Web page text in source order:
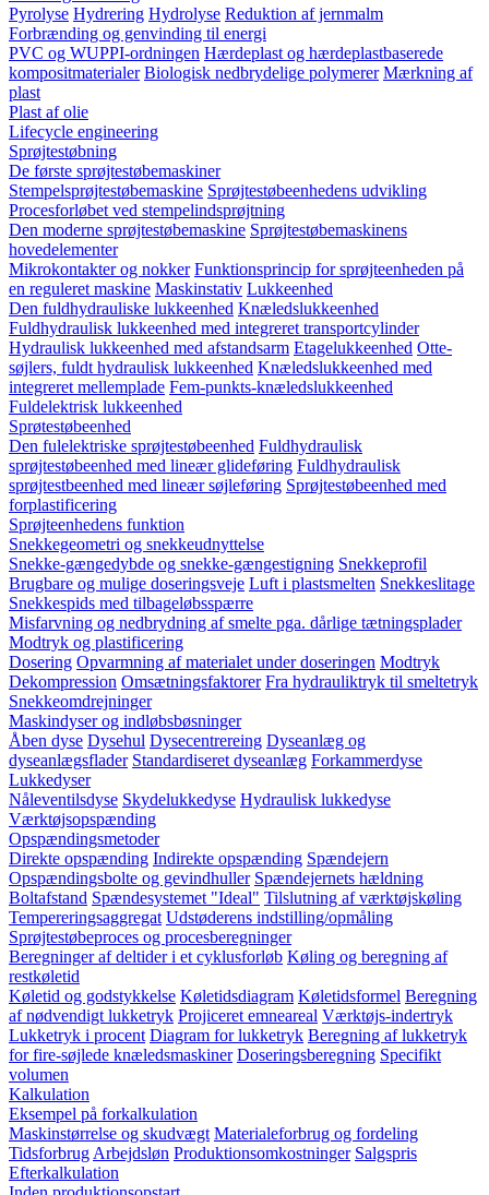
Pyrolyse Hydrering Hydrolyse Reduktion af jernmalm
Forbrænding og genvinding til energi
PVC og WUPPI-ordningen Hærdeplast og hærdeplastbaserede
kompositmaterialer Biologisk nedbrydelige polymerer Mærkning af
plast
Plast af olie
Lifecycle engineering
Sprøjtestøbning
De første sprøjtestøbemaskiner
Stempelsprøjtestøbemaskine Sprøjtestøbeenhedens udvikling
Procesforløbet ved stempelindsprøjtning
Den moderne sprøjtestøbemaskine Sprøjtestøbemaskinens
hovedelementer
Mikrokontakter og nokker Funktionsprincip for sprøjteenheden på
en reguleret maskine Maskinstativ Lukkeenhed
Den fuldhydrauliske lukkeenhed Knæledslukkeenhed
Fuldhydraulisk lukkeenhed med integreret transportcylinder
Hydraulisk lukkeenhed med afstandsarm Etagelukkeenhed Otte-
søjlers, fuldt hydraulisk lukkeenhed Knæledslukkeenhed med
integreret mellemplade Fem-punkts-knæledslukkeenhed
Fuldelektrisk lukkeenhed
Sprøtestøbeenhed
Den fulelektriske sprøjtestøbeenhed Fuldhydraulisk
sprøjtestøbeenhed med lineær glideføring Fuldhydraulisk
sprøjtestbeenhed med lineær søjleføring Sprøjtestøbeenhed med
forplastificering
Sprøjteenhedens funktion
Snekkegeometri og snekkeudnyttelse
Snekke-gængedybde og snekke-gængestigning Snekkeprofil
Brugbare og mulige doseringsveje Luft i plastsmelten Snekkeslitage
Snekkespids med tilbageløbsspærre
Misfarvning og nedbrydning af smelte pga. dårlige tætningsplader
Modtryk og plastificering
Dosering Opvarmning af materialet under doseringen Modtryk
Dekompression Omsætningsfaktorer Fra hydrauliktryk til smeltetryk
Snekkeomdrejninger
Maskindyser og indløbsbøsninger
Åben dyse Dysehul Dysecentrereing Dyseanlæg og
dyseanlægsflader Standardiseret dyseanlæg Forkammerdyse
Lukkedyser
Nåleventilsdyse Skydelukkedyse Hydraulisk lukkedyse
Værktøjsopspænding
Opspændingsmetoder
Direkte opspænding Indirekte opspænding Spændejern
Opspændingsbolte og gevindhuller Spændejernets hældning
Boltafstand Spændesystemet "Ideal" Tilslutning af værktøjskøling
Tempereringsaggregat Udstøderens indstilling/opmåling
Sprøjtestøbeproces og procesberegninger
Beregninger af deltider i et cyklusforløb Køling og beregning af
restkøletid
Køletid og godstykkelse Køletidsdiagram Køletidsformel Beregning
af nødvendigt lukketryk Projiceret emneareal Værktøjs-indertryk
Lukketryk i procent Diagram for lukketryk Beregning af lukketryk
for fire-søjlede knæledsmaskiner Doseringsberegning Specifikt
volumen
Kalkulation
Eksempel på forkalkulation
Maskinstørrelse og skudvægt Materialeforbrug og fordeling
Tidsforbrug Arbejdsløn Produktionsomkostninger Salgspris
Efterkalkulation